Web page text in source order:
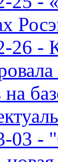
26 -
на
03 -